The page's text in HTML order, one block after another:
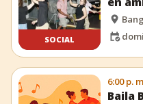
SOCIAL
6:00 p.
Baila